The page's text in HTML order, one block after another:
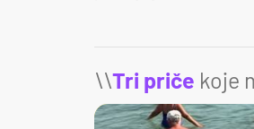
\\Tri priče koje